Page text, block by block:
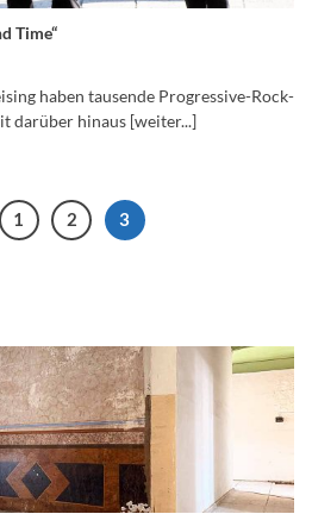
Time“
haben tausende Progressive-Rock-
darüber hinaus [weiter...]
1 2 3